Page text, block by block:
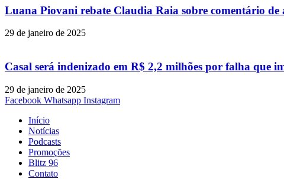
Luana Piovani rebate Claudia Raia sobre comentário
29 de janeiro de 2025
Casal será indenizado em R$ 2,2 milhões por falha que
29 de janeiro de 2025
Facebook Whatsapp Instagram
Início
Notícias
Podcasts
Promoções
Blitz 96
Contato